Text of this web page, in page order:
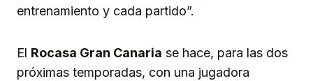
entrenamiento y cada partido”.
El Rocasa Gran Canaria se hace, para las dos
próximas temporadas, con una jugadora